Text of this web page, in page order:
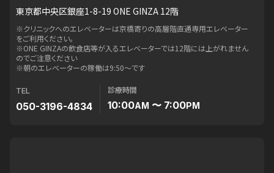
東京都中央区銀座1-8-19 ONE GINZA 12階
※クリニックへのエレベーターは京橋寄りの高層階直通専用エレベーター
をご利用ください。
※ONE GINZAの飲食店等が入るエレベーターでは12階には上がれません
のでご注意ください
※朝のエレベーターの稼働は9:50〜です
TEL
050-3196-4834
診療時間
10:00AM 〜 7:00PM